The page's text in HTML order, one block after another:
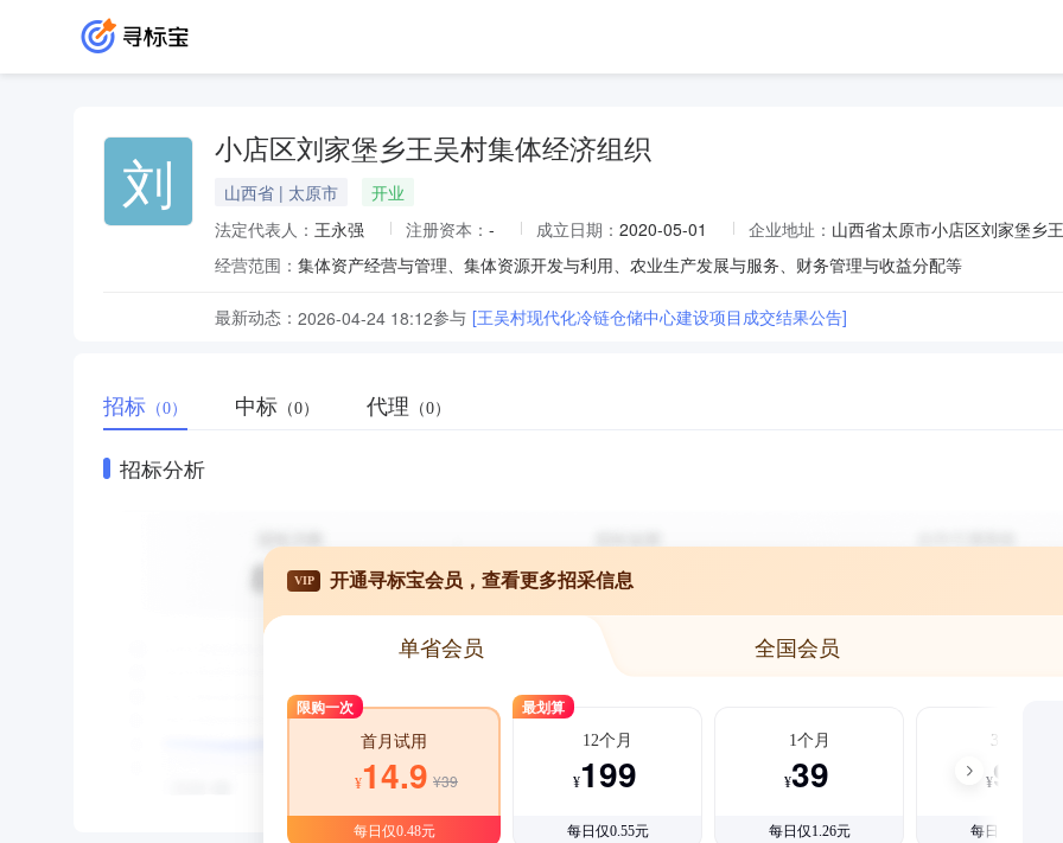
刘 小店区刘家堡乡王吴村集体经济组织
山西省 | 太原市
开业
法定代表人： 王永强 注册资本： - 成立日期： 2020-05-01 企业地址： 山西省太原市小店区刘家堡乡
经营范围： 集体资产经营与管理、集体资源开发与利用、农业生产发展与服务、财务管理与收益分配等
最新动态： 2026-04-24 18:12参与 [王吴村现代化冷链仓储中心建设项目成交结果公告]
招标 （0） 中标 （0） 代理 （0）
招标分析
VIP 开通寻标宝会员，查看更多招采信息
单省会员 全国会员
限购一次
首月试用
¥14.9 ¥39
每日仅0.48元
最划算
12个月
¥199
每日仅0.55元
1个月
¥39
每日仅1.26元
3个月
¥99
每日仅1.08元